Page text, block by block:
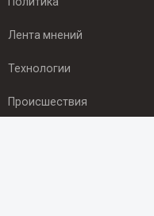
Лента мнений
Технологии
Происшествия